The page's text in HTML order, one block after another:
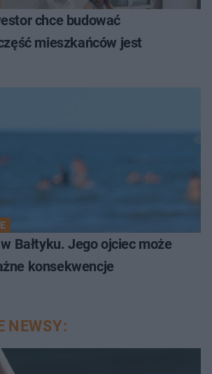
chce budować
mieszkańców jest
Bałtyku. Jego ojciec może
konsekwencje
NEWSY: